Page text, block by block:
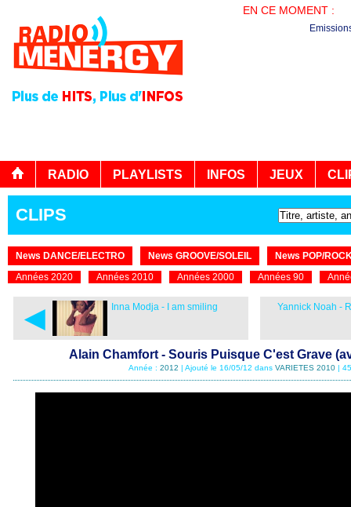
EN CE MOMENT :
RADIO PLAYLISTS INFOS JEUX
CLIPS
News DANCE/ELECTRO News GROOVE/SOLEIL
News POP/
Années 2020
Années 2010 Années 2000 Années 90
◄ Inna Modja - I am smiling Yannick Noah -
Alain Chamfort - Souris Puisque C'est Grave
Année : 2012 | Ajouté le 16/05/12 dans VARIETES 2010|